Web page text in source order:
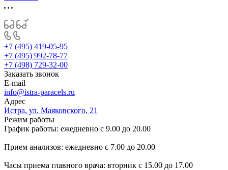
+7 (495) 419-05-95
+7 (495) 992-78-77
+7 (498) 729-32-00
Заказать звонок
E-mail
info@istra-paracels.ru
Адрес
Истра, ул. Маяковского, 21
Режим работы
График работы: ежедневно с 9.00 до 20.00
Прием анализов: ежедневно с 7.00 до 20.00
Часы приема главного врача: вторник с 15.00 до 17.00